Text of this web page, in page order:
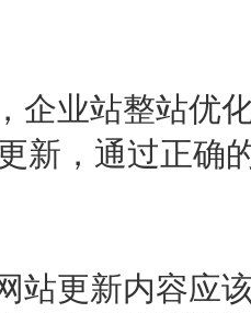
企业站整站优
新，通过正确
站更新内容应